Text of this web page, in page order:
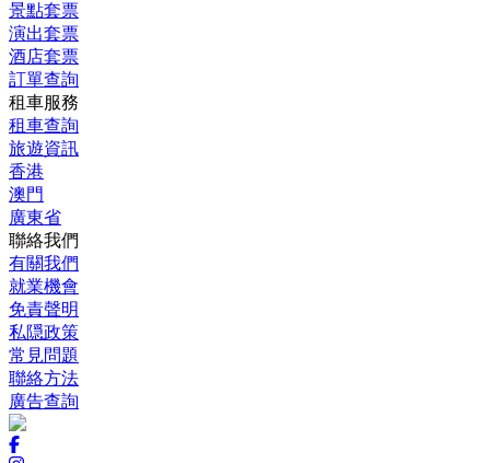
景點套票
演出套票
酒店套票
訂單查詢
租車服務
租車查詢
旅遊資訊
香港
澳門
廣東省
聯絡我們
有關我們
就業機會
免責聲明
私隠政策
常見問題
聯絡方法
廣告查詢